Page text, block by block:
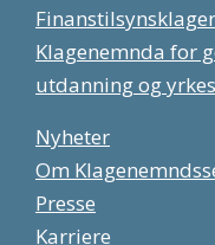
Klagenemnda for
utdanning og
Nyheter
Om
Presse
Karriere